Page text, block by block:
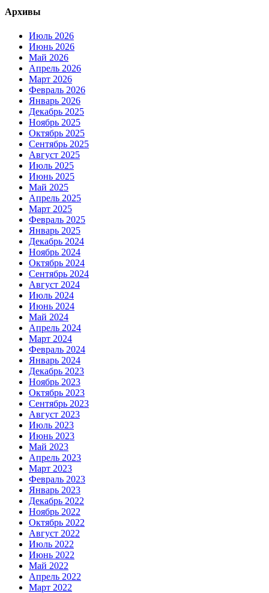
Архивы
Июль 2026
Июнь 2026
Май 2026
Апрель 2026
Март 2026
Февраль 2026
Январь 2026
Декабрь 2025
Ноябрь 2025
Октябрь 2025
Сентябрь 2025
Август 2025
Июль 2025
Июнь 2025
Май 2025
Апрель 2025
Март 2025
Февраль 2025
Январь 2025
Декабрь 2024
Ноябрь 2024
Октябрь 2024
Сентябрь 2024
Август 2024
Июль 2024
Июнь 2024
Май 2024
Апрель 2024
Март 2024
Февраль 2024
Январь 2024
Декабрь 2023
Ноябрь 2023
Октябрь 2023
Сентябрь 2023
Август 2023
Июль 2023
Июнь 2023
Май 2023
Апрель 2023
Март 2023
Февраль 2023
Январь 2023
Декабрь 2022
Ноябрь 2022
Октябрь 2022
Август 2022
Июль 2022
Июнь 2022
Май 2022
Апрель 2022
Март 2022